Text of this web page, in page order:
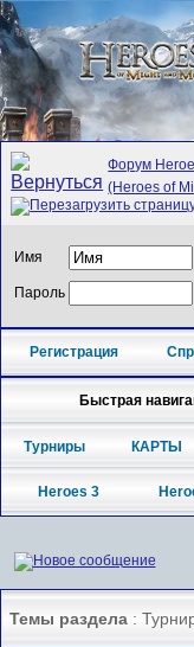
Форум
(Heroes of
Имя
Пароль
Регистрация
Быстрая
Турниры КАРТЫ
Heroes 3
Темы раздела :